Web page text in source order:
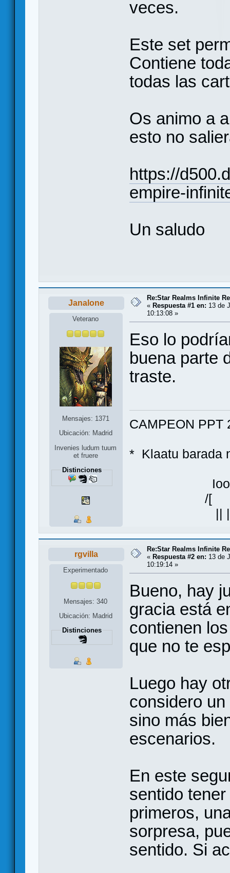
veces.
Este set
Contiene
todas las
Os animo a
esto no
https://
empire-
Un saludo
Janalone
Veterano
Mensajes: 1371
Ubicación: Madrid
Invenies ludum tuum
et fruere
Distinciones
Re:Star Realms Infinite
« Respuesta #1 en: 13 de
10:13:08 »
Eso lo
buena parte
traste.
CAMPEON PPT
* Klaatu
/[ ]\
||
rgvilla
Experimentado
Mensajes: 340
Ubicación: Madrid
Distinciones
Re:Star Realms Infinite
« Respuesta #2 en: 13 de
10:19:14 »
Bueno, hay
gracia está
contienen
que no te
Luego hay
considero
sino más
escenarios.
En este
sentido
primeros,
sorpresa,
sentido. Si